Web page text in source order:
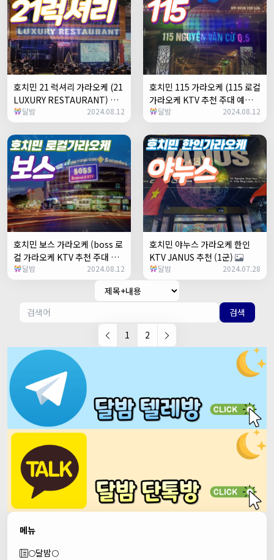
호치민 21 럭셔리 가라오케 (21
LUXURY RESTAURANT) 로
컬 1군 KTV 추천 주대 예약
달밤 2024.08.12
호치민 115 가라오케 (115 로컬
가라오케 KTV 추천 주대 예약)
달밤 2024.08.12
호치민 보스 가라오케 (boss 로
컬 가라오케 KTV 추천 주대 예
약)달밤 2024.08.12
호치민 야누스 가라오케 한인
KTV JANUS 추천 (1군)
달밤 2024.07.28
검색
1
2
메뉴
🌕달밤🌕